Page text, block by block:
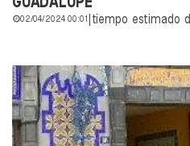
02/04/2024 00:01 tiempo estimado